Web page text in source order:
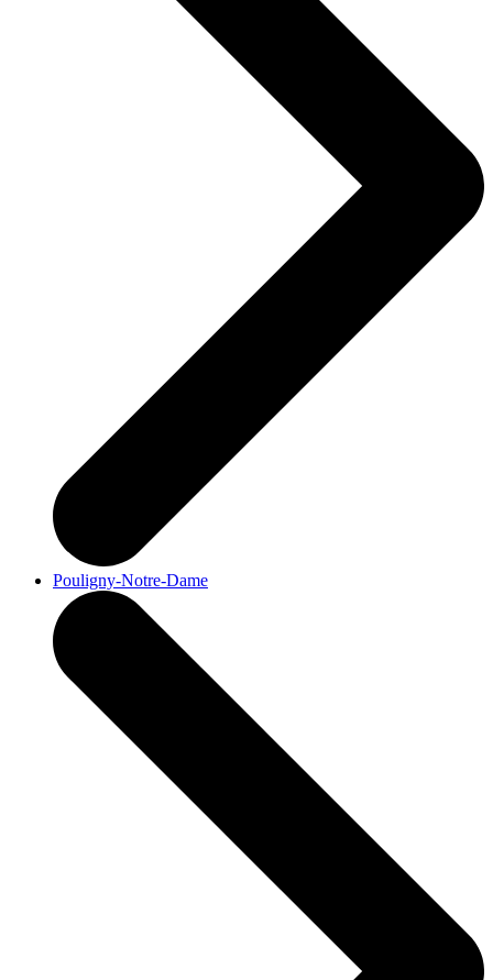
Pouligny-Notre-Dame